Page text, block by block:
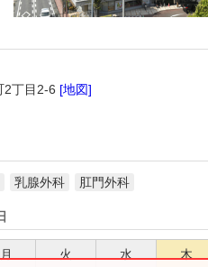
2丁目2-6 [地図]
乳腺外科 肛門外科
月 火 水 木